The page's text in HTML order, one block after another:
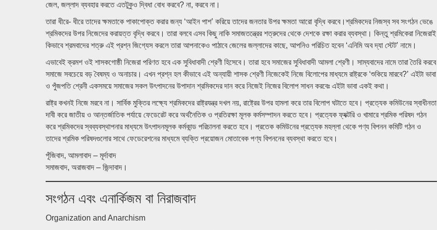
জেল, জল্লাদ ব্যবহার করতে এতটুকুও দ্বিধা বোধ করবে? না, করবে না।
তারা ধীরে- ধীরে তাদের ক্ষমতাকে পাকাপোক্ত করার জন্য ‘আইন পাশ’ করিয়ে তাদের জনতার উপর ক্ষমতা আরো বৃদ্ধি করবে।শ্রমিকদের নিজস্ব সব সংগঠন ভেঙে
শ্রমিকদের উপর নিজেদের করায়ত্ত বৃদ্ধি করবে। তারা বলবে এসব কিছু নাকি সমাজতন্ত্রের শত্রুদের থেকে দেশকে রক্ষা করার ব্যবস্থা। কিন্তু শ্রমিকেরা নিজেরাই
কিভাবে শ্রমবাদের শত্রু এই প্রশ্ন জিগ্যেস করলে তারা আপনাকেও পাঠাবে জেলের জল্লাদের কাছে, আপনিও পরিচিত হবেন ‘এনিমি অব দ্যা স্টেট’ নামে।
এভাবেই ক্রমশ ওই শাসকগোষ্ঠী নিজেরা পরিণত হবে এক সুবিধাবাদী শ্রেণী হিসেবে। তারা হবে সমাজের সুবিধাবাদী আমলা শ্রেণী। সাম্যবাদের নামে তারা তৈরি করবে
সমাজে সবচেয়ে বড় বৈষম্য ও অনাচার। এখন প্রশ্ন হল কীভাবে এই অন্যায়ী শাসক শ্রেণী নিজেকেই নিজে বিলোপের মাধ্যমে রাষ্ট্রকে ‘শুকিয়ে মারবে?’ এইটা ভাবা
ও পুঁজপতি শ্রেনী একসময়ে সমাজের সকল উৎপাদনের উপাদান শ্রমিকদের দান করে নিজেই নিজের বিলোপ সাধন করবেঃ এইটা ভাবা একই কথা।
রাষ্ট্র কখনই নিজে মরবে না। সার্বিক মুক্তির লক্ষ্যে শ্রমিকদের রাষ্ট্রযন্ত্র দখল নয়, রাষ্ট্রের উপর হামলা করে তার বিলোপ ঘটাতে হবে। প্রত্যেক কমিউনের স্বাধীনতা
দাবী করে জাতীয় ও আন্তর্জাতিক পর্যায়ে ফেডেরেট করে অর্থনৈতিক ও প্রতিরক্ষা মূলক কর্মসম্পাদন করতে হবে। প্রত্যেক ফ্যক্টরি ও খামারে শ্রমিক পরিষদ গঠন
করে শ্রমিকদের স্বব্যবস্থাপনার মাধ্যমে উৎপাদনমূলক কর্মকান্ড পরিচালনা করতে হবে। প্রতেক কমিউনের প্রত্যেক মহল্লা থেকে পণ্য বিপনন কমিটি গঠন ও
তাদের শ্রমিক পরিষদগুলোর সাথে ফেডেরেশনের মাধ্যমে ব্যক্তি প্রয়োজন মোতাবেক পণ্য বিপননের ব্যবস্থা করতে হবে।
পূঁজিবাদ, আমলাবাদ – মূর্দাবাদ
সমাজবাদ, অরাজবাদ – জিন্দাবাদ।
সংগঠন এবং এনার্কিজম বা নিরাজবাদ
Organization and Anarchism